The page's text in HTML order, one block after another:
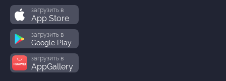
загрузить в
App Store
загрузить в
Google Play
загрузить в
AppGallery